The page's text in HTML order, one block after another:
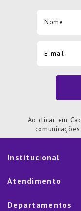
Ao clicar em
Institucional
Nossas Lojas
Atendimento
Departamentos